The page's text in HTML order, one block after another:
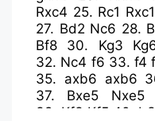
Rxc4 25. Rc1
27. Bd2 Nc6 28.
Bf8
30. Kg3
32. Nc4 f6 33. f4
35. axb6 axb6
37. Bxe5 Nxe5
39. Kf3 Kf5 40. b3